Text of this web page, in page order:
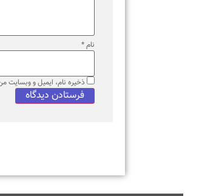
ذخیره نام، ایمیل و وبسایت من